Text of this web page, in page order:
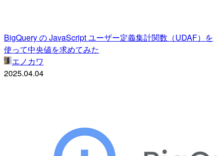
BigQuery の JavaScript ユーザー定義集計関数（UDAF）を
使って中央値を求めてみた
エノカワ
2025.04.04